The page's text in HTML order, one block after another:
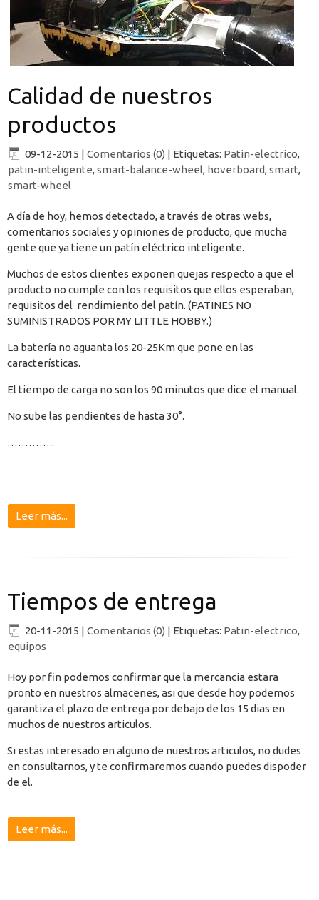
Calidad de nuestros
productos
09-12-2015 | Comentarios (0) | Etiquetas: Patin-electrico,
patin-inteligente,smart-balance-wheel, hoverboard,smart,
smart-wheel
A día de hoy, hemos detectado, a través de otras webs,
comentarios sociales y opiniones de producto, que mucha
gente que ya tiene un patín eléctrico inteligente.
Muchos de estos clientes exponen quejas respecto a que el
producto no cumple con los requisitos que ellos esperaban,
requisitos del rendimiento del patín. (PATINES NO
SUMINISTRADOS POR MY LITTLE HOBBY.)
La batería no aguanta los 20-25Km que pone en las
características.
El tiempo de carga no son los 90 minutos que dice el manual.
No sube las pendientes de hasta 30°.
…………..
Leer más...
Tiempos de entrega
20-11-2015 | Comentarios (0) | Etiquetas: Patin-electrico,
equipos
Hoy por fin podemos confirmar que la mercancia estara
pronto en nuestros almacenes, asi que desde hoy podemos
garantiza el plazo de entrega por debajo de los 15 dias en
muchos de nuestros articulos.
Si estas interesado en alguno de nuestros articulos, no dudes
en consultarnos, y te confirmaremos cuando puedes dispoder
de el.
Leer más...